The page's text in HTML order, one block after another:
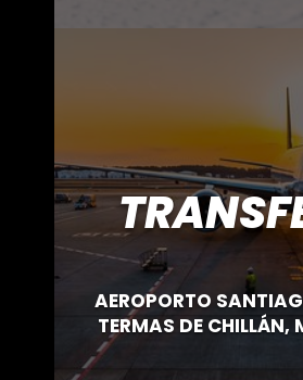
AEROPORTO
TERMAS DE CHILLÁN,